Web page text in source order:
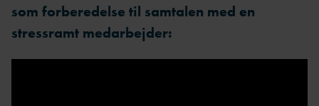
som forberedelse til samtalen med en
stressramt medarbejder: